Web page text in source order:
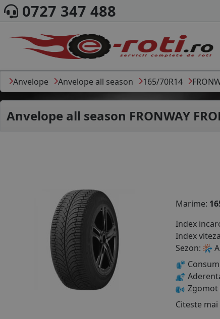
0727 347 488
Anvelope Anvelope all season 165/70R14
Anvelope all season FRONWAY
Marime:
Index
Index
Sezon:
Consum
Zgomot
Citeste